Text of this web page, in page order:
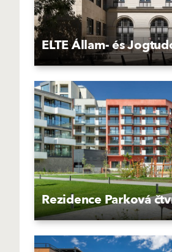
Rezidence Parková